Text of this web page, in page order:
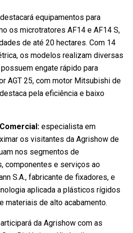
equipamentos para
os microtratores AF14 e AF14 S,
de até 20 hectares. Com 14
os modelos realizam diversas
engate rápido para
AGT 25, com motor Mitsubishi de
pela eficiência e baixo
especialista em
os visitantes da Agrishow de
nos segmentos de
componentes e serviços ao
S.A., fabricante de fixadores, e
aplicada a plásticos rígidos
materiais de alto acabamento.
da Agrishow com as